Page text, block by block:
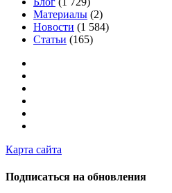
Материалы (2)
Новости (1 584)
Статьи (165)
Карта сайта
Подписаться на обновления